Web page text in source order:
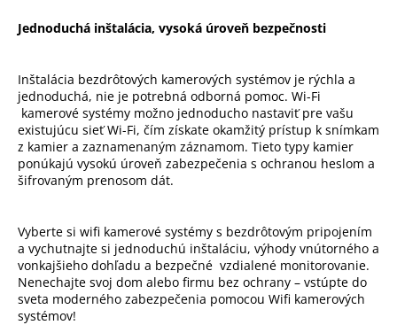
Jednoduchá inštalácia, vysoká úroveň bezpečnosti
Inštalácia bezdrôtových kamerových systémov je rýchla a
jednoduchá, nie je potrebná odborná pomoc. Wi-Fi
kamerové systémy možno jednoducho nastaviť pre vašu
existujúcu sieť Wi-Fi, čím získate okamžitý prístup k snímkam
z kamier a zaznamenaným záznamom. Tieto typy kamier
ponúkajú vysokú úroveň zabezpečenia s ochranou heslom a
šifrovaným prenosom dát.
Vyberte si wifi kamerové systémy s bezdrôtovým pripojením
a vychutnajte si jednoduchú inštaláciu, výhody vnútorného a
vonkajšieho dohľadu a bezpečné vzdialené monitorovanie.
Nenechajte svoj dom alebo firmu bez ochrany – vstúpte do
sveta moderného zabezpečenia pomocou Wifi kamerových
systémov!